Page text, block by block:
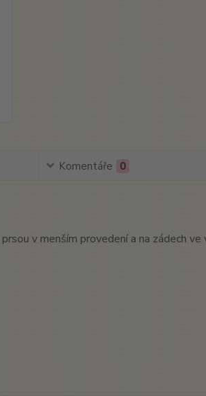
Komentáře 0
v menším provedení a na zádech